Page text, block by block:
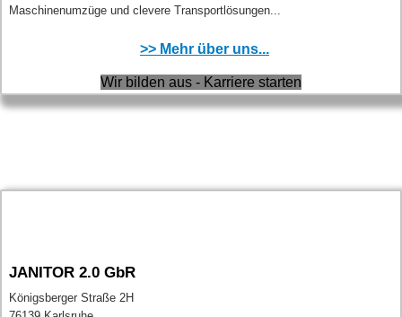
Maschinenumzüge und clevere Transportlösungen...
>> Mehr über uns...
Wir bilden aus - Karriere starten
JANITOR 2.0 GbR
Königsberger Straße 2H